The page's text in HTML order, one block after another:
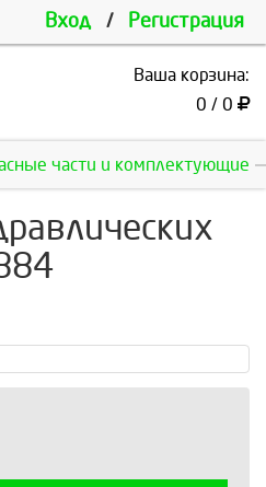
Вход / Регистрация
Ваша корзина:
0 / 0
части и комплектующие